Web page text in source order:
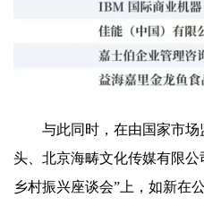
与此同时，在由国家市场
头、北京海畴文化传媒有限
乡村振兴座谈会”上，如新在